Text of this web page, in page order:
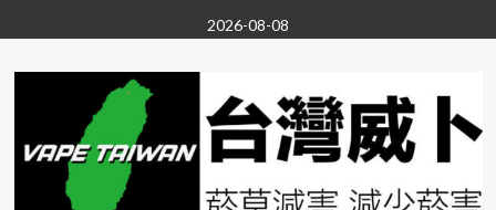
to
content
2026-08-08